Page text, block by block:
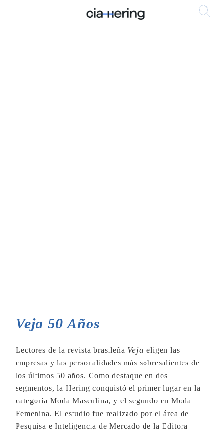
Veja 50 Años
Lectores de la revista brasileña Veja eligen las
empresas y las personalidades más sobresalientes de
los últimos 50 años. Como destaque en dos
segmentos, la Hering conquistó el primer lugar en la
categoría Moda Masculina, y el segundo en Moda
Femenina. El estudio fue realizado por el área de
Pesquisa e Inteligencia de Mercado de la Editora